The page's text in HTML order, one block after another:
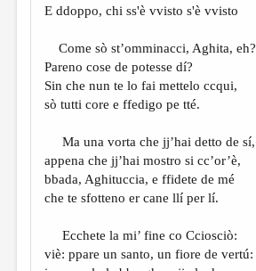
ОБЪЯВЛЕНИЯ
РЕДКОЛЛЕГИЯ
МАЛАЯ ПРОЗА
ЭССЕИСТИКА
КУЛЬТУРОВЕДЕНИЕ
E ddoppo, chi ss'è vvisto s'è vvisto
Come sò st’omminacci, Aghita, eh?
Pareno cose de potesse dí?
Sin che nun te lo fai mettelo ccqui,
sò tutti core e ffedigo pe tté.
Ma una vorta che jj’hai detto de sí,
appena che jj’hai mostro si cc’or’è,
bbada, Aghituccia, e ffidete de mé
che te sfotteno er cane llí per lí.
Ecchete la mi’ fine co Cciosciò:
viè: ppare un santo, un fiore de vertú: